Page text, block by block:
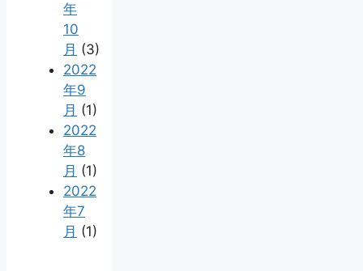
年
10
月 (3)
2022
年9
月 (1)
2022
年8
月 (1)
2022
年7
月 (1)